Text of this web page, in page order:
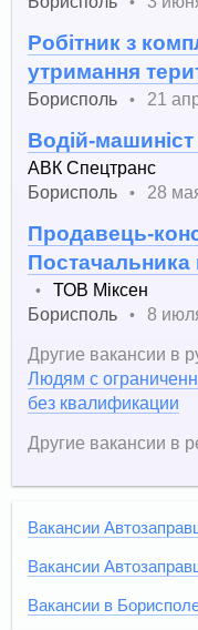
Робітник з
утримання
Борисполь
• 21
Водій-
АВК Спецтранс
Борисполь
• 28
Продавець-
Постачальника
•
ТОВ Міксен
Борисполь
•
8
Другие вакансии в
Людям с
без квалификации
Другие вакансии в
Вакансии
Вакансии
Вакансии в